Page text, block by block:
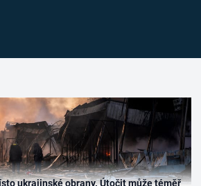
ukrajinské obrany. Útočit může téměř